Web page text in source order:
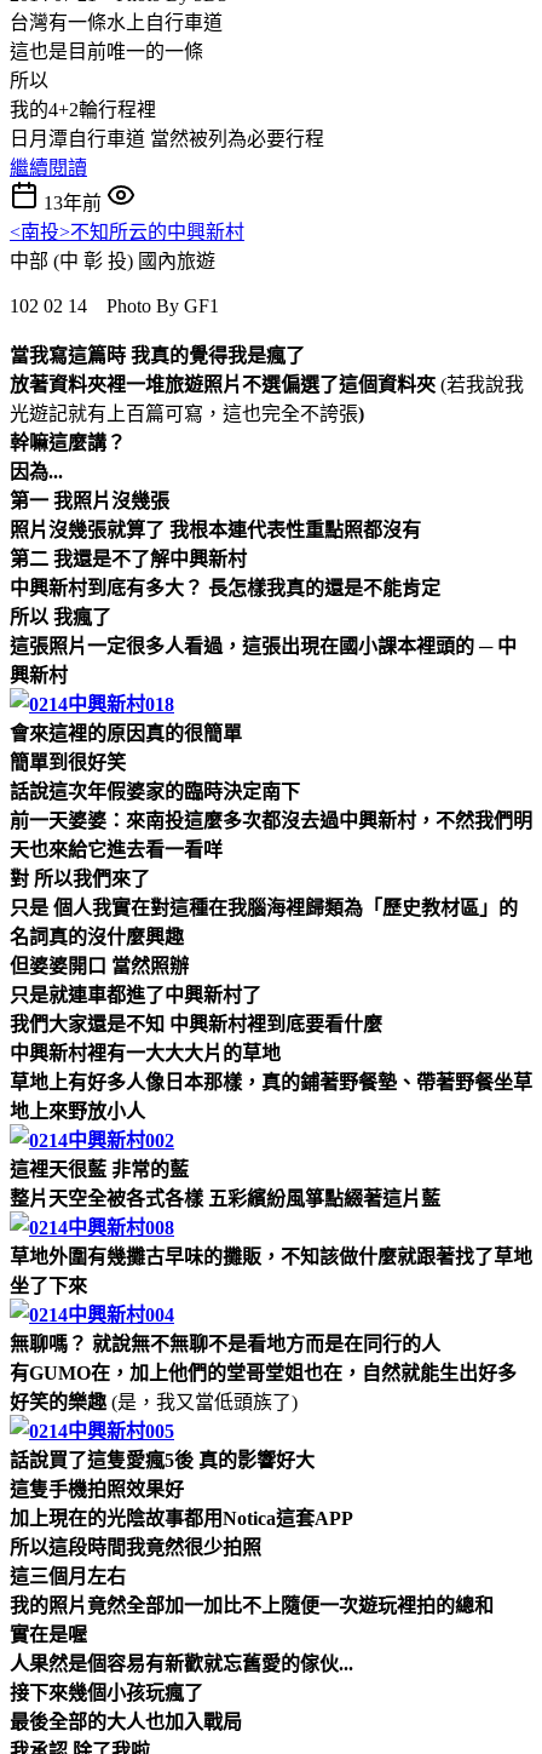
台灣有一條水上自行車道
這也是目前唯一的一條
所以
我的4+2輪行程裡
日月潭自行車道 當然被列為必要行程
繼續閱讀
13年前
<南投>不知所云的中興新村
中部 (中 彰 投) 國內旅遊
102 02 14 Photo By GF1
當我寫這篇時 我真的覺得我是瘋了
放著資料夾裡一堆旅遊照片不選偏選了這個資料夾 (若我說我
光遊記就有上百篇可寫，這也完全不誇張)
幹嘛這麼講？
因為...
第一 我照片沒幾張
照片沒幾張就算了 我根本連代表性重點照都沒有
第二 我還是不了解中興新村
中興新村到底有多大？ 長怎樣我真的還是不能肯定
所以 我瘋了
這張照片一定很多人看過，這張出現在國小課本裡頭的 ─ 中
興新村
會來這裡的原因真的很簡單
簡單到很好笑
話說這次年假婆家的臨時決定南下
前一天婆婆：來南投這麼多次都沒去過中興新村，不然我們明
天也來給它進去看一看咩
對 所以我們來了
只是 個人我實在對這種在我腦海裡歸類為「歷史教材區」的
名詞真的沒什麼興趣
但婆婆開口 當然照辦
只是就連車都進了中興新村了
我們大家還是不知 中興新村裡到底要看什麼
中興新村裡有一大大大片的草地
草地上有好多人像日本那樣，真的鋪著野餐墊、帶著野餐坐草
地上來野放小人
這裡天很藍 非常的藍
整片天空全被各式各樣 五彩繽紛風箏點綴著這片藍
草地外圍有幾攤古早味的攤販，不知該做什麼就跟著找了草地
坐了下來
無聊嗎？ 就說無不無聊不是看地方而是在同行的人
有GUMO在，加上他們的堂哥堂姐也在，自然就能生出好多
好笑的樂趣 (是，我又當低頭族了)
話說買了這隻愛瘋5後 真的影響好大
這隻手機拍照效果好
加上現在的光陰故事都用Notica這套APP
所以這段時間我竟然很少拍照
這三個月左右
我的照片竟然全部加一加比不上隨便一次遊玩裡拍的總和
實在是喔
人果然是個容易有新歡就忘舊愛的傢伙...
接下來幾個小孩玩瘋了
最後全部的大人也加入戰局